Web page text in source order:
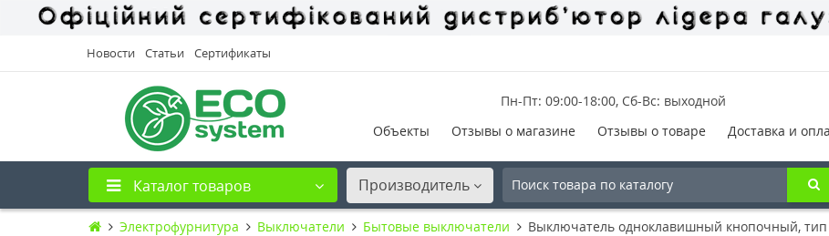
Новости Статьи Сертификаты
Пн-Пт: 09:00-18:00, Сб-Вс: выходной
Объекты
Отзывы о магазине Отзывы о товаре Доставка и
Каталог товаров Производитель
Электрофурнитура Выключатели Бытовые выключатели Выключатель одноклавишный кнопочный, тип